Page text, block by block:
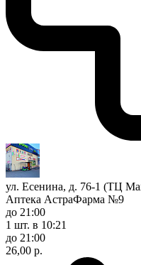
ул. Есенина, д. 76-1 (ТЦ
Аптека АстраФарма №9
до 21:00
1 шт. в 10:21
до 21:00
26,00 р.